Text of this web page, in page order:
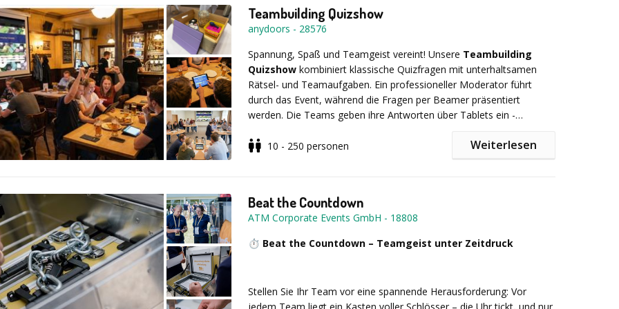
Gewinner.
abwechslungsreichen, lebendigen und spannenden Tag!
kombinierbar mit unseren anderen Eventmodulen wie Bogenschießen,
Scherbenlaufen, Fun Golf etc.
LaserPowerBiathlon - Zu jeder Jahreszeit eine Menge Spaß!
Teambuilding Quizshow
anydoors - 28576
Spannung, Spaß und Teamgeist vereint! Unsere Teambuilding
Quizshow kombiniert klassische Quizfragen mit unterhaltsamen
Rätsel- und Teamaufgaben. Ein professioneller Moderator führt
durch das Event, während die Fragen per Beamer präsentiert
werden. Die Teams geben ihre Antworten über Tablets ein -
Wissenskategorien, perfekt für Betriebsausflüge.
10 - 250 personen Weiterlesen
Beat the Countdown
ATM Corporate Events GmbH - 18808
⏱️ Beat the Countdown – Teamgeist unter Zeitdruck
Stellen Sie Ihr Team vor eine spannende Herausforderung: Vor